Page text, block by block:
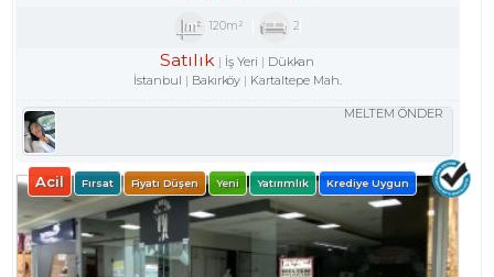
120m² 2
Satılık İş Yeri
Dükkan
İstanbul
Bakırköy Kartaltepe Mah.
MELTEM ÖNDER
Acil Fırsat Fiyatı Düşen Yeni Yatırımlık Krediye Uygun